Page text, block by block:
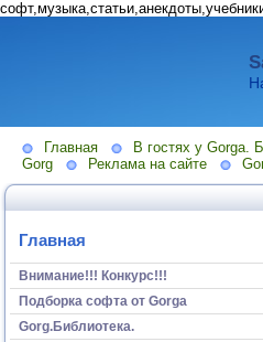
Главная
В гостях у Gorga.
Gorg
Реклама на сайте
Главная
Внимание!!! Конкурс!!!
Подборка софта от Gorga
Gorg.Библиотека.